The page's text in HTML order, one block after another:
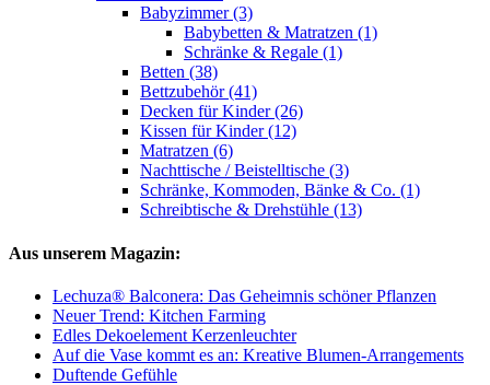
Babyzimmer (3)
Babybetten & Matratzen (1)
Schränke & Regale (1)
Betten (38)
Bettzubehör (41)
Decken für Kinder (26)
Kissen für Kinder (12)
Matratzen (6)
Nachttische / Beistelltische (3)
Schränke, Kommoden, Bänke & Co. (1)
Schreibtische & Drehstühle (13)
Aus unserem Magazin:
Lechuza® Balconera: Das Geheimnis schöner Pflanzen
Neuer Trend: Kitchen Farming
Edles Dekoelement Kerzenleuchter
Auf die Vase kommt es an: Kreative Blumen-Arrangements
Duftende Gefühle